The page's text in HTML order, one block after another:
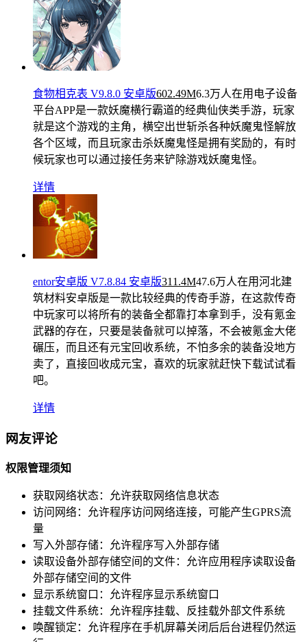
食物相克表 V9.8.0 安卓版602.49M6.3万人在用 电子设备
平台APP是一款妖魔横行霸道的经典仙侠类手游，玩家
就是这个游戏的主角，横空出世斩杀各种妖魔鬼怪解放
各个区域，而且玩家击杀妖魔鬼怪是拥有奖励的，有时
候玩家也可以通过接任务来铲除游戏妖魔鬼怪。
详情
entor安卓版 V7.8.84 安卓版311.4M47.6万人在用河北建
筑材料安卓版是一款比较经典的传奇手游，在这款传奇
中玩家可以将所有的装备全都靠打本拿到手，没有氪金
武器的存在，只要是装备就可以掉落，不会被氪金大佬
碾压，而且还有元宝回收系统，不怕多余的装备没地方
卖了，直接回收成元宝，喜欢的玩家就赶快下载试试看
吧。
详情
网友评论
权限管理须知
获取网络状态：
允许获取网络信息状态
访问网络：
允许程序访问网络连接，可能产生GPRS流
量
写入外部存储：
允许程序写入外部存储
读取设备外部存储空间的文件：
允许应用程序读取设备
外部存储空间的文件
显示系统窗口：
允许程序显示系统窗口
挂载文件系统：
允许程序挂载、反挂载外部文件系统
唤醒锁定：
允许程序在手机屏幕关闭后后台进程仍然运